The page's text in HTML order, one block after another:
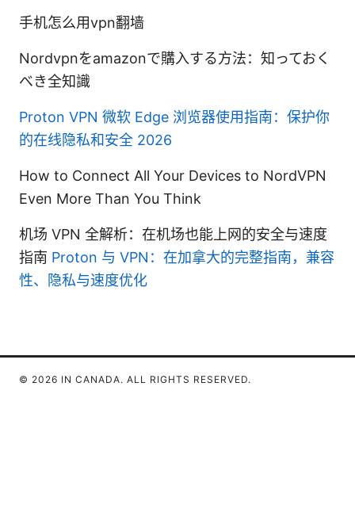
手机怎么用vpn翻墙
Nordvpnをamazonで購入する方法：知っておく
べき全知識
Proton VPN 微软 Edge 浏览器使用指南：保护你
的在线隐私和安全 2026
How to Connect All Your Devices to NordVPN
Even More Than You Think
机场 VPN 全解析：在机场也能上网的安全与速度
指南 Proton 与 VPN：在加拿大的完整指南，兼容
性、隐私与速度优化
© 2026 IN CANADA. ALL RIGHTS RESERVED.